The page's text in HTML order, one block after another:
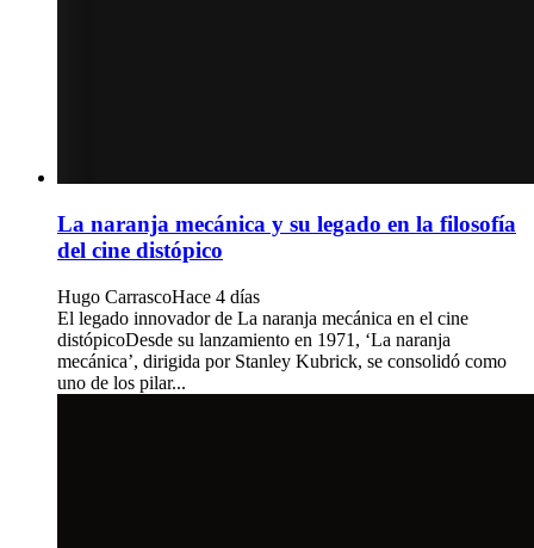
La naranja mecánica y su legado en la filosofía
del cine distópico
Hugo CarrascoHace 4 días
El legado innovador de La naranja mecánica en el cine
distópicoDesde su lanzamiento en 1971, ‘La naranja
mecánica’, dirigida por Stanley Kubrick, se consolidó como
uno de los pilar...